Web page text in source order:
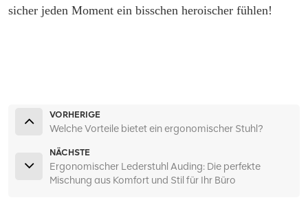
sicher jeden Moment ein bisschen heroischer fühlen!
VORHERIGE
Welche Vorteile bietet ein ergonomischer Stuhl?
NÄCHSTE
Ergonomischer Lederstuhl Auding: Die perfekte
Mischung aus Komfort und Stil für Ihr Büro